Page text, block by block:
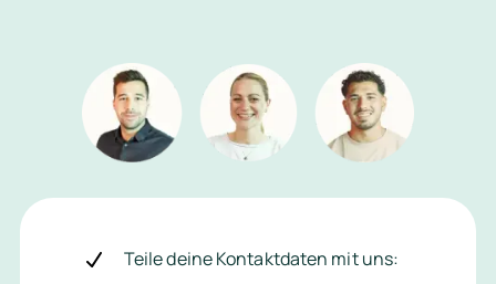
Teile deine Kontaktdaten mit uns: